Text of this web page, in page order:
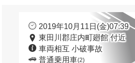
2019年10月11日(金)07:39
東田川郡庄内町廻館 付近
車両相互 小破事故
普通乗用車(2)